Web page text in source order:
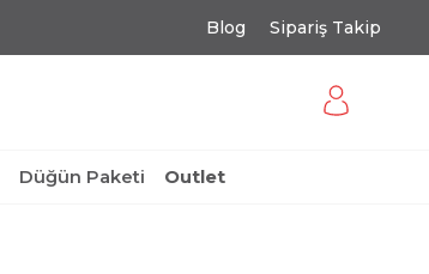
Blog Sipariş Takip
Düğün Paketi Outlet